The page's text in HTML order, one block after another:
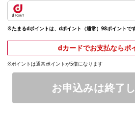
※たまるdポイントは、dポイント（通常）98ポイントです
dカードでお支払ならポ
※ポイントは通常ポイントが5倍になります
お申込みは終了